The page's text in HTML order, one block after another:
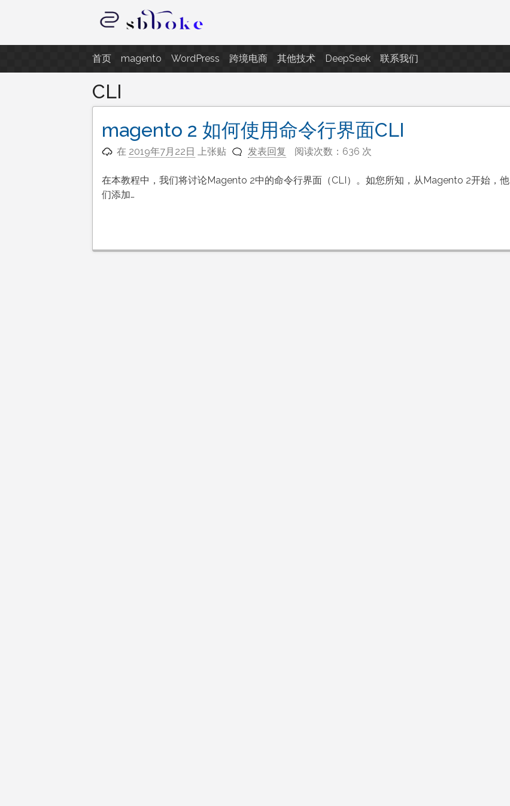
至
内
容
记录跨境电商独立站开发遇到的点点滴滴
首页 magento WordPress 跨境电商 其他技术 DeepSeek 联系我们
CLI
magento 2 如何使用命令行界面CLI
在 2019年7月22日 上张贴 发表回复 阅读次数：636 次
在本教程中，我们将讨论Magento 2中的命令行界面（CLI）。如您所知，从Magento 2开始，他
们添加…